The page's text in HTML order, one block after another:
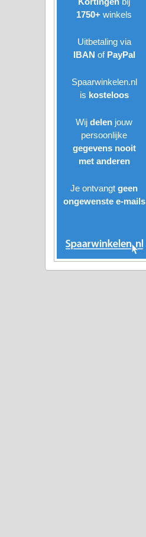
1750+ winkels
Uitbetaling via
IBAN of PayPal
Spaarwinkelen.nl
is kosteloos
Wij delen jouw
persoonlijke
gegevens nooit
met anderen
Je ontvangt geen
ongewenste e-mails